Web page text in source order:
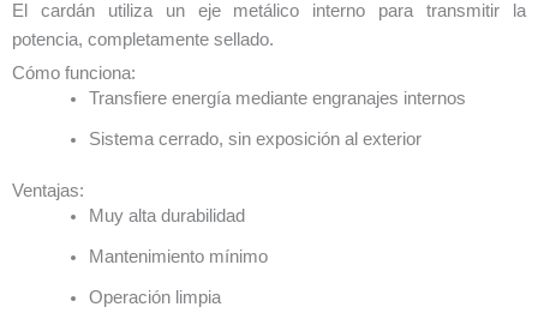
El cardán utiliza un eje metálico interno para transmitir la
potencia, completamente sellado.
Cómo funciona:
Transfiere energía mediante engranajes internos
Sistema cerrado, sin exposición al exterior
Ventajas:
Muy alta durabilidad
Mantenimiento mínimo
Operación limpia